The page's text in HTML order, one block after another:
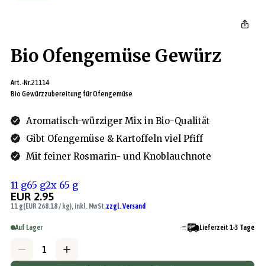
Bio Ofengemüse Gewürz
Art.-Nr.21114
Bio Gewürzzubereitung für Ofengemüse
Aromatisch-würziger Mix in Bio-Qualität
Gibt Ofengemüse & Kartoffeln viel Pfiff
Mit feiner Rosmarin- und Knoblauchnote
11 g65 g2x 65 g
EUR 2.95
11 g(EUR 268.18 / kg), inkl. MwSt,zzgl. Versand
Auf Lager Lieferzeit 1-3 Tage